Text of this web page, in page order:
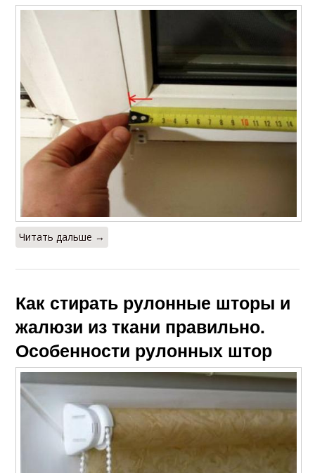
Читать дальше →
Как стирать рулонные шторы и
жалюзи из ткани правильно.
Особенности рулонных штор